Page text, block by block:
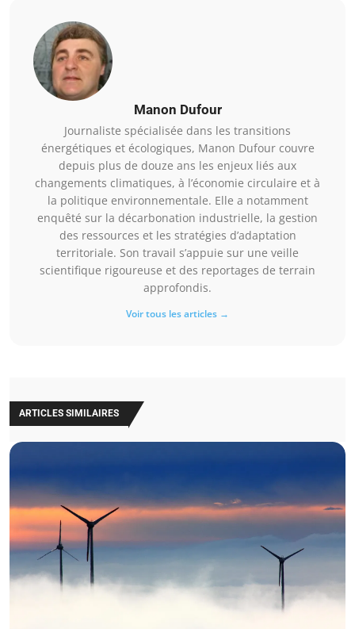
Manon Dufour
Journaliste spécialisée dans les transitions
énergétiques et écologiques, Manon Dufour couvre
depuis plus de douze ans les enjeux liés aux
changements climatiques, à l’économie circulaire et à
la politique environnementale. Elle a notamment
enquêté sur la décarbonation industrielle, la gestion
des ressources et les stratégies d’adaptation
territoriale. Son travail s’appuie sur une veille
scientifique rigoureuse et des reportages de terrain
approfondis.
Voir tous les articles →
ARTICLES SIMILAIRES